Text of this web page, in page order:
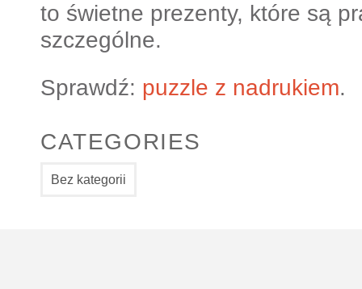
to świetne prezenty, które są
szczególne.
Sprawdź: puzzle z nadrukiem.
CATEGORIES
Bez kategorii